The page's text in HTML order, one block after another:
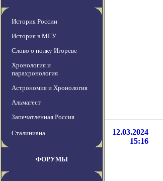
История России
История в МГУ
Слово о полку Игореве
Хронология и
парахронология
Астрономия и Хронология
Альмагест
Запечатленная Россия
Сталиниана
ФОРУМЫ
12.03.2024
15:16